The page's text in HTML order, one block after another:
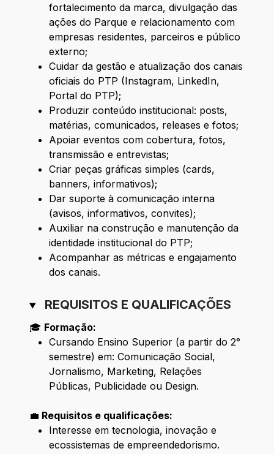
fortalecimento da marca, divulgação das
ações do Parque e relacionamento com
empresas residentes, parceiros e público
externo;
Cuidar da gestão e atualização dos canais
oficiais do PTP (Instagram, LinkedIn,
Portal do PTP);
Produzir conteúdo institucional: posts,
matérias, comunicados, releases e fotos;
Apoiar eventos com cobertura, fotos,
transmissão e entrevistas;
Criar peças gráficas simples (cards,
banners, informativos);
Dar suporte à comunicação interna
(avisos, informativos, convites);
Auxiliar na construção e manutenção da
identidade institucional do PTP;
Acompanhar as métricas e engajamento
dos canais.
REQUISITOS E QUALIFICAÇÕES
🎓 Formação:
Cursando Ensino Superior (a partir do 2°
semestre) em: Comunicação Social,
Jornalismo, Marketing, Relações
Públicas, Publicidade ou Design.
💼 Requisitos e qualificações:
Interesse em tecnologia, inovação e
ecossistemas de empreendedorismo.